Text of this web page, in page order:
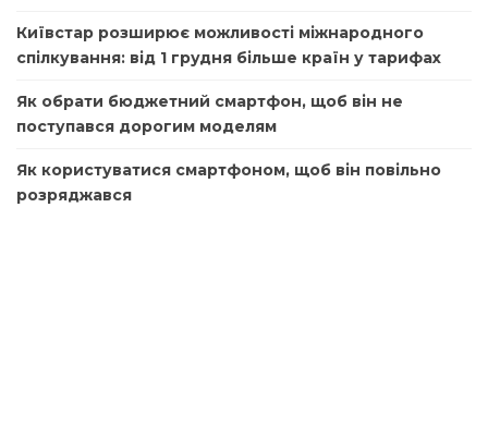
Київстар розширює можливості міжнародного
спілкування: від 1 грудня більше країн у тарифах
Як обрати бюджетний смартфон, щоб він не
поступався дорогим моделям
Як користуватися смартфоном, щоб він повільно
розряджався